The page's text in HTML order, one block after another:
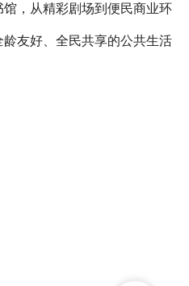
，从精彩剧场到便民商业环
友好、全民共享的公共生活